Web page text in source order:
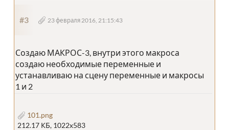
#3 23 февраля 2016, 21:15:43
Создаю МАКРОС-3, внутри этого макроса
создаю необходимые переменные и
устанавливаю на сцену переменные и макросы
1 и 2
101.png
212.17 КБ, 1022x583